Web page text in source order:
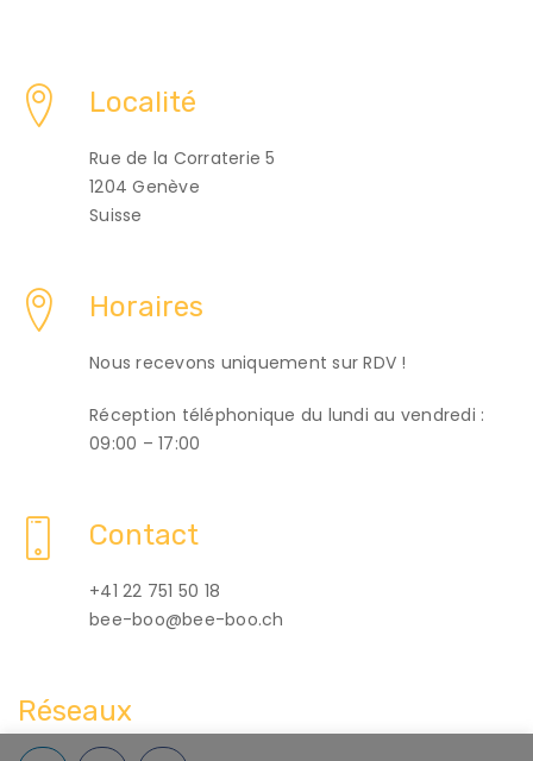
Localité
Rue de la Corraterie 5
1204 Genève
Suisse
Horaires
Nous recevons uniquement sur RDV !
Réception téléphonique du lundi au vendredi :
09:00 – 17:00
Contact
+41 22 751 50 18
bee-boo@bee-boo.ch
Réseaux